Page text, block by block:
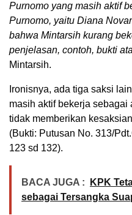
Purnomo yang masih aktif
Purnomo, yaitu Diana
bahwa Mintarsih kurang
penjelasan, contoh, bukti
Mintarsih.
Ironisnya, ada tiga saksi
masih aktif bekerja sebagai
tidak memberikan
(Bukti: Putusan No. 313/
123 sd 132).
BACA JUGA :
KPK
sebagai Tersangka